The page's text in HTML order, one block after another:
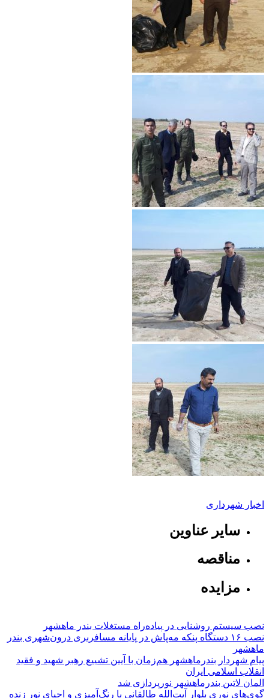
اخبار شهرداری
سایر عناوین
مناقصه
مزایده
نصب سیستم روشنایی در پیاده‌راه مستغلات بندر ماهشهر
نصب ۱۶ دستگاه پنکه مه‌پاش در پایانه مسافربری درون‌شهری بندر
ماهشهر
پیام شهردار بندرماهشهر هم‌زمان با آیین تشییع رهبر شهید و فقید
انقلاب اسلامی ایران
المان لاتین بندرماهشهر نورپردازی شد
گوی‌های نوری بلوار آیت‌الله طالقانی با رنگ‌آمیزی و احیای نور زنده